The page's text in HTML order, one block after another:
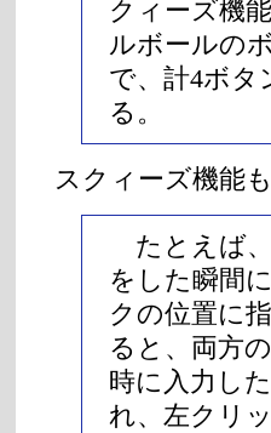
クィーズ機
ルボールの
で、計4ボタ
る。
スクィーズ機能
たとえば
をした瞬間
クの位置に
ると、両方
時に入力し
れ、左クリ